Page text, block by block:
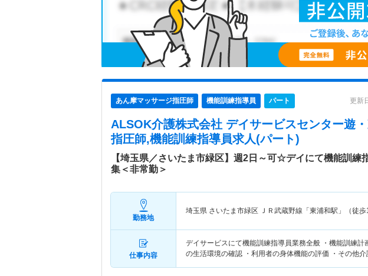
あん摩マッサージ指圧師 機能訓練指導員 パート 更新
ALSOK介護株式会社 デイサービスセンター遊
指圧師,機能訓練指導員求人(パート)
【埼玉県／さいたま市緑区】週2日～可☆デイにて機能訓練
集＜非常勤＞
勤務地
埼玉県 さいたま市緑区 ＪＲ武蔵野線「東浦和駅」（徒歩
仕事内容
デイサービスにて機能訓練指導員業務全般 ・機能訓練
の生活環境の確認 ・利用者の身体機能の評価 ・その他